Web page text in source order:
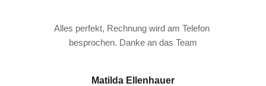
Alles perfekt, Rechnung wird am Telefon
besprochen. Danke an das Team
Matilda Ellenhauer